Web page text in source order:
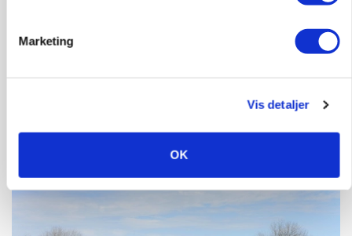
Marketing
Vis detaljer
OK
»Nu stopper I«: Landbrugsdebattør og
protestgruppe vil demonstrere mod ny